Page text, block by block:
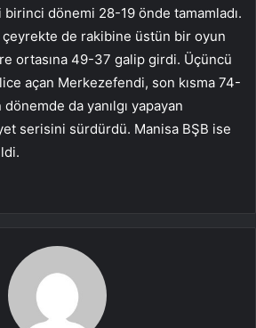
dönemi 28-19 önde tamamladı.
de rakibine üstün bir oyun
ortasına 49-37 galip girdi. Üçüncü
açan Merkezefendi, son kısma 74-
da yanılgı yapayan
serisini sürdürdü. Manisa BŞB ise